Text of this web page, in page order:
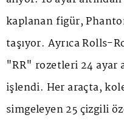
kaplanan figür,
taşıyor. Ayrıca Rolls-
"RR" rozetleri 24 ayar
işlendi. Her araçta,
simgeleyen 25 çizgili